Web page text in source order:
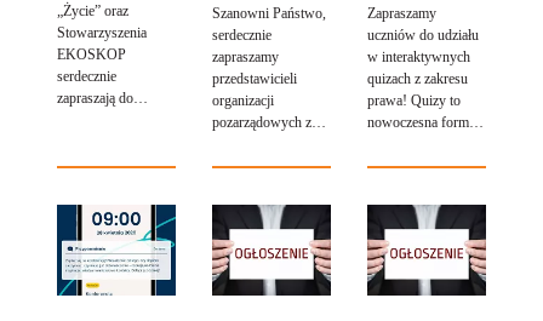
„Życie” oraz
Stowarzyszenia
EKOSKOP
serdecznie
zapraszają do
działaniu
ODPORNI”, które
wspiera
przedstawicieli
sektora społecznego
w budowaniu
pozarządowych
w sprawie Dni
Krosna
Szanowni Państwo,
serdecznie
zapraszamy
przedstawicieli
organizacji
pozarządowych z
Krosna na spotkanie
dotyczące Dni
Krosna (19-
21.06.2026 r.),
podczas których
lokalne NGO będą
Zapraszamy
uczniów do udziału
w interaktywnych
quizach z zakresu
prawa! Quizy to
nowoczesna forma
wiedzę z praktyką i